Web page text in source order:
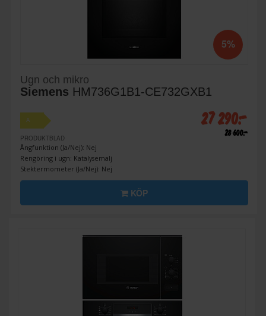
5%
Ugn och mikro
Siemens HM736G1B1-CE732GXB1
A
PRODUKTBLAD
Ångfunktion (Ja/Nej): Nej
Rengöring i ugn: Katalysemalj
Stektermometer (Ja/Nej): Nej
27 290:-
28 600:-
KÖP